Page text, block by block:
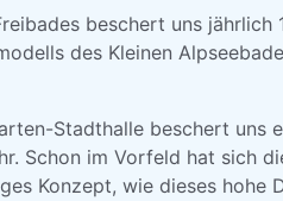
beschert uns jährlich
des Kleinen
Stadthalle beschert uns
Schon im Vorfeld hat sich
Konzept, wie dieses hohe